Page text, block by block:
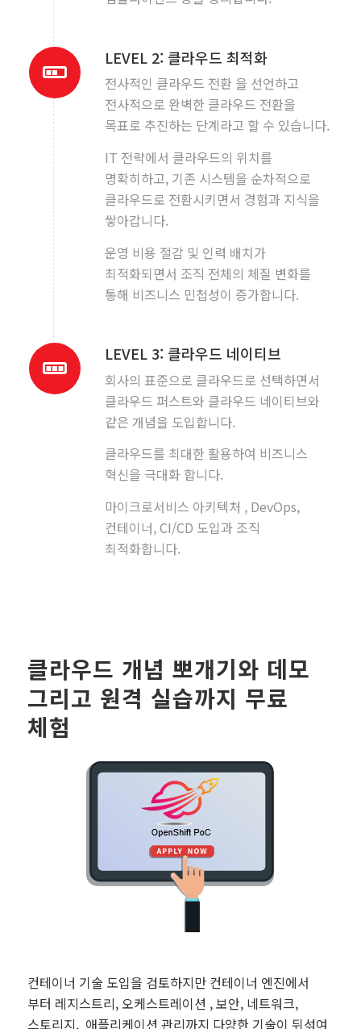
LEVEL 2: 클라우드 최적화
전사적인 클라우드 전환 을 선언하고
전사적으로 완벽한 클라우드 전환을
목표로 추진하는 단계라고 할 수 있습니다.
IT 전략에서 클라우드의 위치를 ​​
명확히하고, 기존 시스템을 순차적으로
클라우드로 전환시키면서 경험과 지식을
쌓아갑니다.
운영 비용 절감 및 인력 배치가
최적화되면서 조직 전체의 체질 변화를
통해 비즈니스 민첩성이 증가합니다.
LEVEL 3: 클라우드 네이티브
회사의 표준으로 클라우드로 선택하면서
클라우드 퍼스트와 클라우드 네이티브와
같은 개념을 도입합니다.
클라우드를 최대한 활용하여 비즈니스
혁신을 극대화 합니다.
마이크로서비스 아키텍처 , DevOps,
컨테이너, CI/CD 도입과 조직
최적화합니다.
클라우드 개념 뽀개기와 데모
그리고 원격 실습까지 무료
체험
컨테이너 기술 도입을 검토하지만 컨테이너 엔진에서
부터 레지스트리, 오케스트레이션 , 보안, 네트워크,
스토리지, 애플리케이션 관리까지 다양한 기술이 뒤섞여